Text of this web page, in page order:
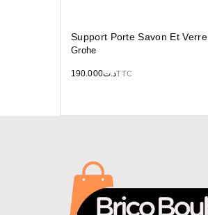
Support Porte Savon Et Verre
Grohe
د.ت190.000 TTC